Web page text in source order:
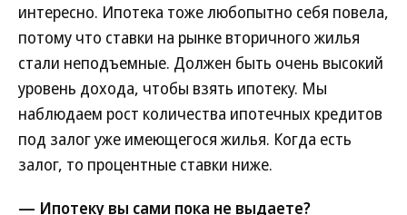
интересно. Ипотека тоже любопытно себя повела,
потому что ставки на рынке вторичного жилья
стали неподъемные. Должен быть очень высокий
уровень дохода, чтобы взять ипотеку. Мы
наблюдаем рост количества ипотечных кредитов
под залог уже имеющегося жилья. Когда есть
залог, то процентные ставки ниже.
— Ипотеку вы сами пока не выдаете?